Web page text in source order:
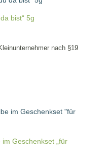
bist“ 5g
nach §19
Geschenkset „für